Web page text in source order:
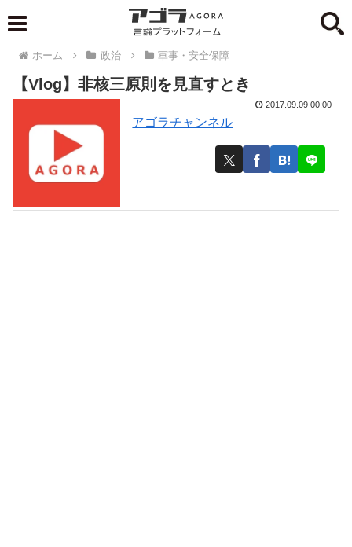
ホーム 政治 軍事・安全保障
【Vlog】非核三原則を見直すとき
アゴラチャンネル
2017.09.09 00:00